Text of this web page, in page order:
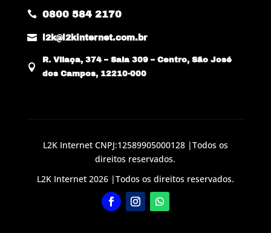
 0800 584 2170
 l2k@l2kinternet.com.br

R. Vilaça, 374 – Sala 309 – Centro, São José
dos Campos, 12210-000
L2K Internet CNPJ:12589905000128 |Todos os
direitos reservados.
L2K Internet 2026 |Todos os direitos reservados.